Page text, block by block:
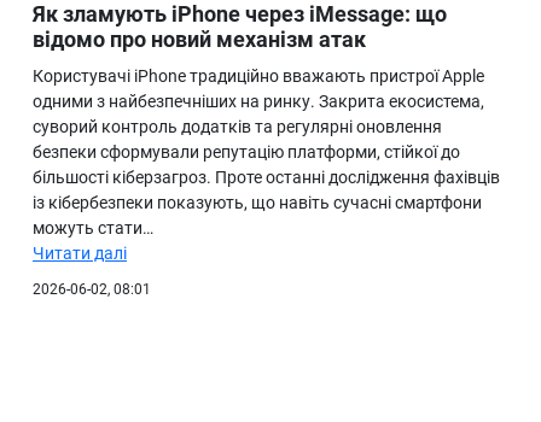
Як зламують iPhone через iMessage: що
відомо про новий механізм атак
Користувачі iPhone традиційно вважають пристрої Apple
одними з найбезпечніших на ринку. Закрита екосистема,
суворий контроль додатків та регулярні оновлення
безпеки сформували репутацію платформи, стійкої до
більшості кіберзагроз. Проте останні дослідження фахівців
із кібербезпеки показують, що навіть сучасні смартфони
можуть стати…
Читати далі
2026-06-02, 08:01